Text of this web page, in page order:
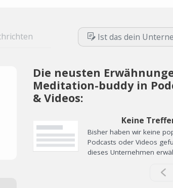
Ist das dein
Die neusten
Meditation-buddy in
& Videos:
Keine
Bisher haben wir keine
Podcasts oder Videos
dieses Unternehmen